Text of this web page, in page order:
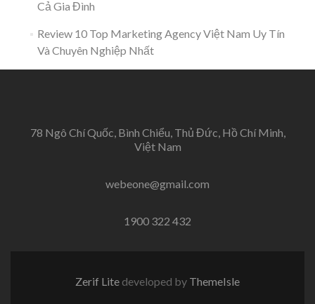
Cả Gia Đình
Review 10 Top Marketing Agency Việt Nam Uy Tín
Và Chuyên Nghiệp Nhất
78 Ngô Chí Quốc, Bình Chiểu, Thủ Đức, Hồ Chí Minh,
Việt Nam
webeone@gmail.com
1900 322 432
Zerif Lite developed by ThemeIsle